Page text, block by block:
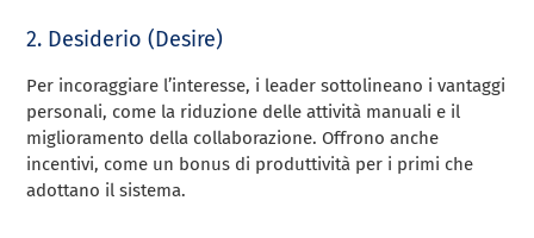
2. Desiderio (Desire)
Per incoraggiare l’interesse, i leader sottolineano i vantaggi
personali, come la riduzione delle attività manuali e il
miglioramento della collaborazione. Offrono anche
incentivi, come un bonus di produttività per i primi che
adottano il sistema.